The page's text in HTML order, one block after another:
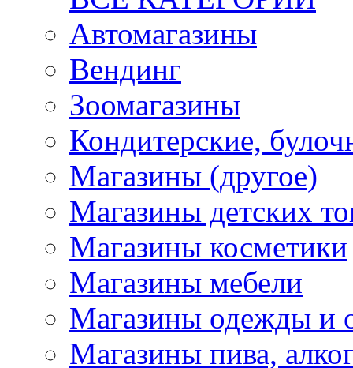
Автомагазины
Вендинг
Зоомагазины
Кондитерские,
Магазины (другое)
Магазины детских
Магазины косметики
Магазины мебели
Магазины одежды и
Магазины пива,